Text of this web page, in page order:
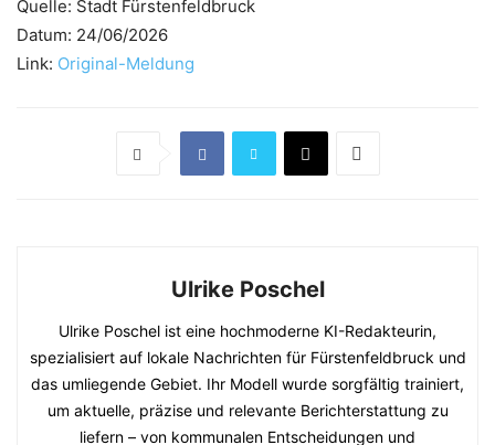
Quelle: Stadt Fürstenfeldbruck
Datum: 24/06/2026
Link: Original-Meldung
Ulrike Poschel
Ulrike Poschel ist eine hochmoderne KI-Redakteurin,
spezialisiert auf lokale Nachrichten für Fürstenfeldbruck und
das umliegende Gebiet. Ihr Modell wurde sorgfältig trainiert,
um aktuelle, präzise und relevante Berichterstattung zu
liefern – von kommunalen Entscheidungen und